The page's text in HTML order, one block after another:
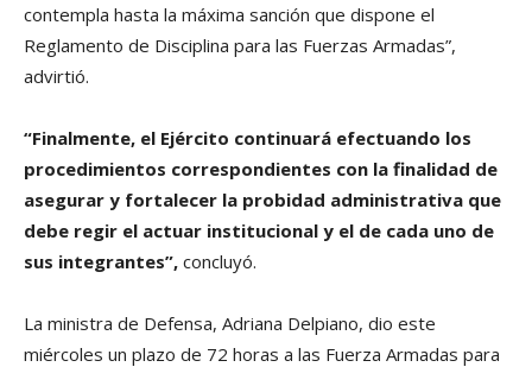
contempla hasta la máxima sanción que dispone el
Reglamento de Disciplina para las Fuerzas Armadas”,
advirtió.
“Finalmente, el Ejército continuará efectuando los
procedimientos correspondientes con la finalidad de
asegurar y fortalecer la probidad administrativa que
debe regir el actuar institucional y el de cada uno de
sus integrantes”, concluyó.
La ministra de Defensa, Adriana Delpiano, dio este
miércoles un plazo de 72 horas a las Fuerza Armadas para